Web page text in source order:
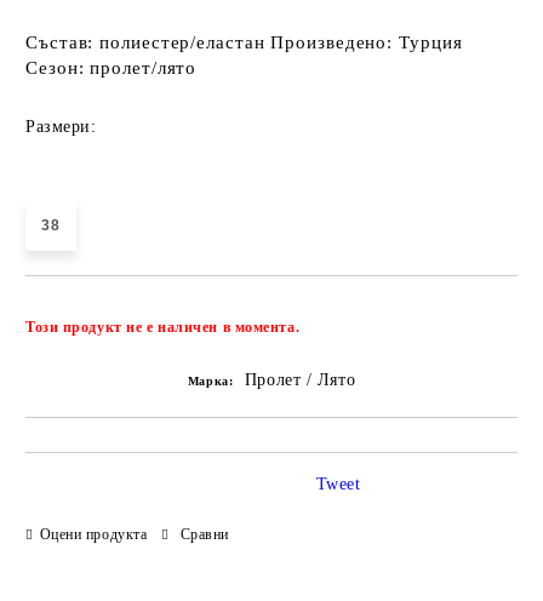
Състав: полиестер/еластан Произведено: Турция
Сезон: пролет/лято
Размери:
38
Този продукт не е наличен в момента.
Марка: Пролет / Лято
Оцени продукта Сравни
Tweet